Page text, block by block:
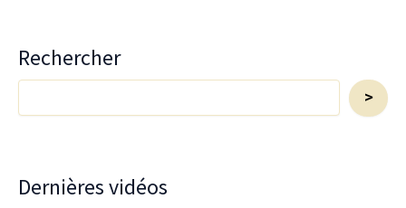
Rechercher
Rechercher... >
Dernières vidéos